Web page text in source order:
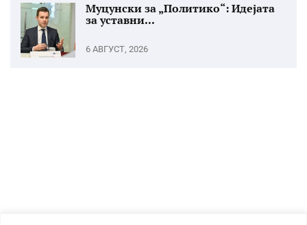
Муцунски за „Политико“: Идејата
за уставни...
6 АВГУСТ, 2026